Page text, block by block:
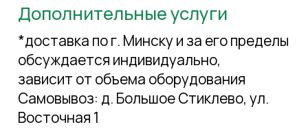
Дополнительные услуги
*доставка по г. Минску и за его пределы
обсуждается индивидуально,
зависит от объема оборудования
Самовывоз: д. Большое Стиклево, ул.
Восточная 1